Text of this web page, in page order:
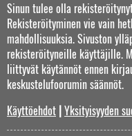
Sinun tulee olla
Rekisteröityminen vie vain
mahdollisuuksia. Sivuston
rekisteröityneille käyttäjille.
liittyvät käytännöt ennen
keskustelufoorumin säännöt.
Käyttöehdot Yksityisyyden